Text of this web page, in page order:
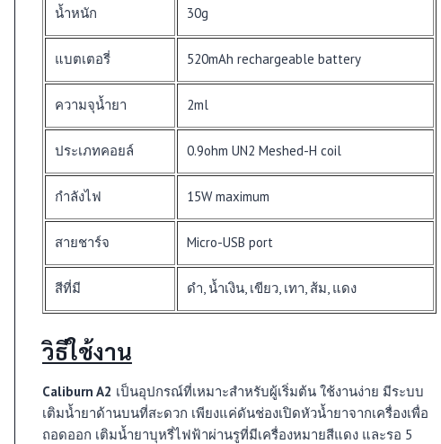
น้ำหนัก 30g
แบตเตอรี่ 520mAh rechargeable battery
ความจุน้ำยา 2ml
ประเภทคอยล์ 0.9ohm UN2 Meshed-H coil
กำลังไฟ 15W maximum
สายชาร์จ Micro-USB port
สีที่มี ดำ, น้ำเงิน, เขียว, เทา, ส้ม, แดง
วิธีใช้งาน
Caliburn A2 เป็นอุปกรณ์ที่เหมาะสำหรับผู้เริ่มต้น ใช้งานง่าย มีระบบ
เติมน้ำยาด้านบนที่สะดวก เพียงแค่ดันช่องเปิดหัวน้ำยาจากเครื่องเพื่อ
ถอดออก เติมน้ำยาบุหรี่ไฟฟ้าผ่านรูที่มีเครื่องหมายสีแดง และรอ 5